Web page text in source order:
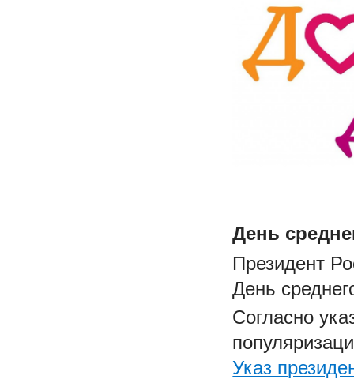
День
Президент
День
Согласно
Указ